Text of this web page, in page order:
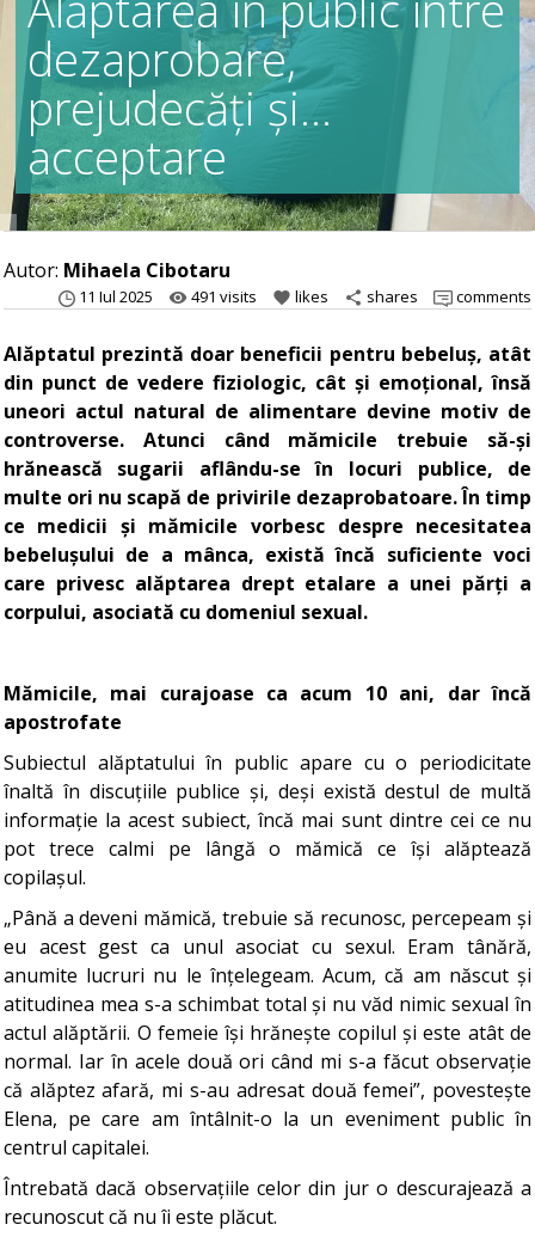
dezaprobare,
prejudecăți și...
acceptare
Autor: Mihaela Cibotaru
11 Iul 2025 remove_red_eye 491 visits favorite likes share shares comments
Alăptatul prezintă doar beneficii pentru bebeluș, atât
din punct de vedere fiziologic, cât și emoțional, însă
uneori actul natural de alimentare devine motiv de
controverse. Atunci când mămicile trebuie să-și
hrănească sugarii aflându-se în locuri publice, de
multe ori nu scapă de privirile dezaprobatoare. În timp
ce medicii și mămicile vorbesc despre necesitatea
bebelușului de a mânca, există încă suficiente voci
care privesc alăptarea drept etalare a unei părți a
corpului, asociată cu domeniul sexual.
Mămicile, mai curajoase ca acum 10 ani, dar încă
apostrofate
Subiectul alăptatului în public apare cu o periodicitate
înaltă în discuțiile publice și, deși există destul de multă
informație la acest subiect, încă mai sunt dintre cei ce nu
pot trece calmi pe lângă o mămică ce își alăptează
copilașul.
„Până a deveni mămică, trebuie să recunosc, percepeam și
eu acest gest ca unul asociat cu sexul. Eram tânără,
anumite lucruri nu le înțelegeam. Acum, că am născut și
atitudinea mea s-a schimbat total și nu văd nimic sexual în
actul alăptării. O femeie își hrănește copilul și este atât de
normal. Iar în acele două ori când mi s-a făcut observație
că alăptez afară, mi s-au adresat două femei”, povestește
Elena, pe care am întâlnit-o la un eveniment public în
centrul capitalei.
Întrebată dacă observațiile celor din jur o descurajează a
recunoscut că nu îi este plăcut.